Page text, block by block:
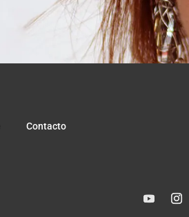
Contacto